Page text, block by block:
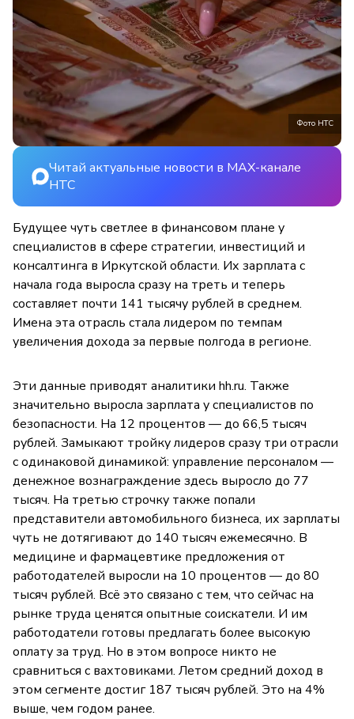
Фото НТС
Читай актуальные новости в MAX-канале
НТС
Будущее чуть светлее в финансовом плане у
специалистов в сфере стратегии, инвестиций и
консалтинга в Иркутской области. Их зарплата с
начала года выросла сразу на треть и теперь
составляет почти 141 тысячу рублей в среднем.
Имена эта отрасль стала лидером по темпам
увеличения дохода за первые полгода в регионе.
Эти данные приводят аналитики hh.ru. Также
значительно выросла зарплата у специалистов по
безопасности. На 12 процентов — до 66,5 тысяч
рублей. Замыкают тройку лидеров сразу три отрасли
с одинаковой динамикой: управление персоналом —
денежное вознаграждение здесь выросло до 77
тысяч. На третью строчку также попали
представители автомобильного бизнеса, их зарплаты
чуть не дотягивают до 140 тысяч ежемесячно. В
медицине и фармацевтике предложения от
работодателей выросли на 10 процентов — до 80
тысяч рублей. Всё это связано с тем, что сейчас на
рынке труда ценятся опытные соискатели. И им
работодатели готовы предлагать более высокую
оплату за труд. Но в этом вопросе никто не
сравниться с вахтовиками. Летом средний доход в
этом сегменте достиг 187 тысяч рублей. Это на 4%
выше, чем годом ранее.